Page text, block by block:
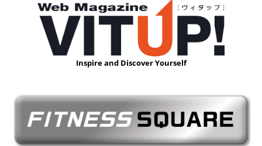
Inspire and Discover Yourself